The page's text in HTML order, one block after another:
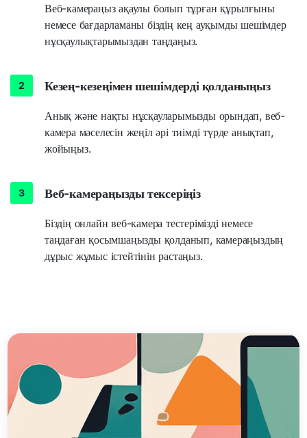
Веб-камераңыз ақаулы болып тұрған құрылғыны
немесе бағдарламаны біздің кең ауқымды шешімдер
нұсқаулықтарымыздан таңдаңыз.
Кезең-кезеңімен шешімдерді қолданыңыз
Анық және нақты нұсқауларымызды орындап, веб-
камера мәселесін жеңіл әрі тиімді түрде анықтап,
жойыңыз.
Веб-камераңызды тексеріңіз
Біздің онлайн веб-камера тестерімізді немесе
таңдаған қосымшаңызды қолданып, камераңыздың
дұрыс жұмыс істейтінін растаңыз.